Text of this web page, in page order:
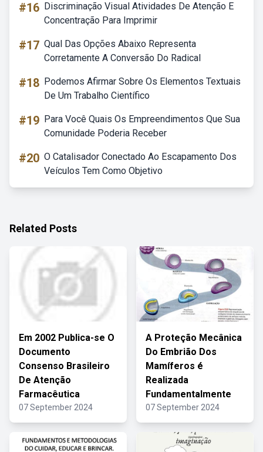
#16 Discriminação Visual Atividades De Atenção E
Concentração Para Imprimir
#17 Qual Das Opções Abaixo Representa
Corretamente A Conversão Do Radical
#18 Podemos Afirmar Sobre Os Elementos Textuais
De Um Trabalho Científico
#19 Para Você Quais Os Empreendimentos Que Sua
Comunidade Poderia Receber
#20 O Catalisador Conectado Ao Escapamento Dos
Veículos Tem Como Objetivo
Related Posts
Em 2002 Publica-se O
Documento
Consenso Brasileiro
De Atenção
Farmacêutica
07 September 2024
A Proteção Mecânica
Do Embrião Dos
Mamíferos é
Realizada
Fundamentalmente
07 September 2024